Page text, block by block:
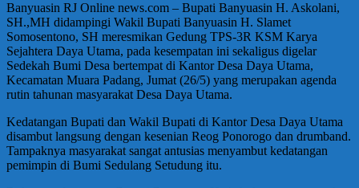
Banyuasin RJ Online news.com – Bupati Banyuasin H. Askolani,
SH.,MH didampingi Wakil Bupati Banyuasin H. Slamet
Somosentono, SH meresmikan Gedung TPS-3R KSM Karya
Sejahtera Daya Utama, pada kesempatan ini sekaligus digelar
Sedekah Bumi Desa bertempat di Kantor Desa Daya Utama,
Kecamatan Muara Padang, Jumat (26/5) yang merupakan agenda
rutin tahunan masyarakat Desa Daya Utama.
Kedatangan Bupati dan Wakil Bupati di Kantor Desa Daya Utama
disambut langsung dengan kesenian Reog Ponorogo dan drumband.
Tampaknya masyarakat sangat antusias menyambut kedatangan
pemimpin di Bumi Sedulang Setudung itu.